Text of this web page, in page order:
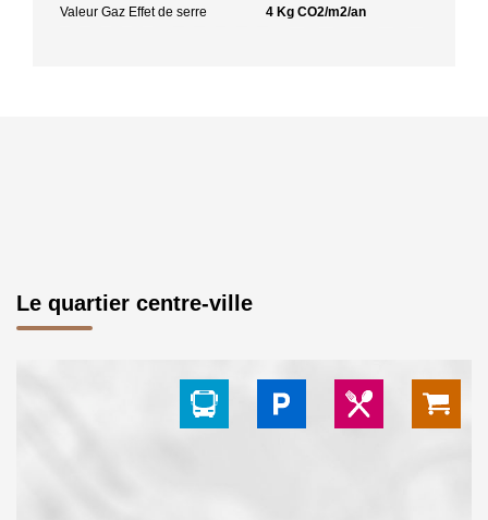
Valeur Gaz Effet de serre 4 Kg CO2/m2/an
Le quartier centre-ville